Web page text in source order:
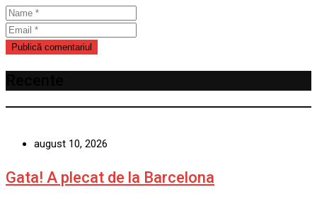
august 10, 2026
Gata! A plecat de la Barcelona